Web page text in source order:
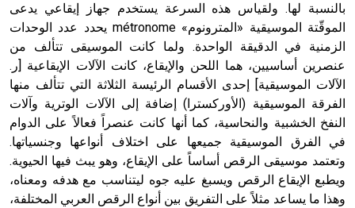
بالنسبة لها. ولقياس هذه السرعة يستخدم جهاز إيقاعي يدعى
الموقّتة الموسيقية «المترونوم» métronome يحدد عدد الوحدات
الزمنية في الدقيقة الواحدة. ولما كانت الموسيقى تتألف من
عنصرين أساسيين، هما اللحن والإيقاع، كانت الآلات الإيقاعية [ر.
الآلات الموسيقية] إحدى الأقسام الرئيسة الثلاثة التي تتألف منها
الفرقة الموسيقية (الأوركسترا) إضافة إلى الآلات الوترية وآلات
النفخ الخشبية والنحاسية، كما أنها كانت عنصراً فعالاً على الدوام
في الفرق الموسيقية جميعها على اختلاف أنواعها وجنسياتها.
وتعتمد موسيقى الرقص أساساً على الإيقاع، وهو يبث فيها الحيوية.
ويطبع الإيقاع الرقص ويسبغ عليه جوه ليتناسب مع هدفه ومعناه،
وهذا ما يساعد مثلاً على التفريق بين أنواع الرقص العربي المختلفة،